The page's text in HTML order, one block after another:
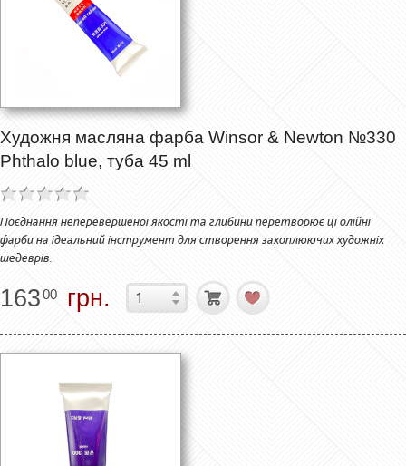
Художня масляна фарба Winsor & Newton №330
Phthalo blue, туба 45 ml
Поєднання неперевершеної якості та глибини перетворює ці олійні
фарби на ідеальний інструмент для створення захоплюючих художніх
шедеврів.
16300 грн.